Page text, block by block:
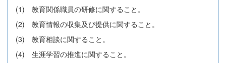
(1) 教育関係職員の研修に関すること。
(2) 教育情報の収集及び提供に関すること。
(3) 教育相談に関すること。
(4) 生涯学習の推進に関すること。